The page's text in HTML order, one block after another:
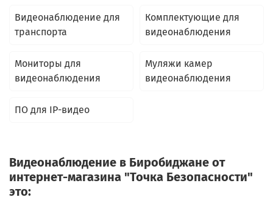
Видеонаблюдение для
транспорта
Комплектующие для
видеонаблюдения
Мониторы для
видеонаблюдения
Муляжи камер
видеонаблюдения
ПО для IP-видео
Видеонаблюдение в Биробиджане от
интернет-магазина "Точка Безопасности"
это: